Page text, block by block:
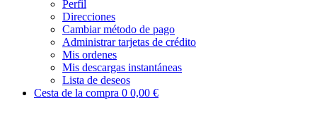
Perfil
Direcciones
Cambiar método de pago
Administrar tarjetas de crédito
Mis ordenes
Mis descargas instantáneas
Lista de deseos
Cesta de la compra 0 0,00 €